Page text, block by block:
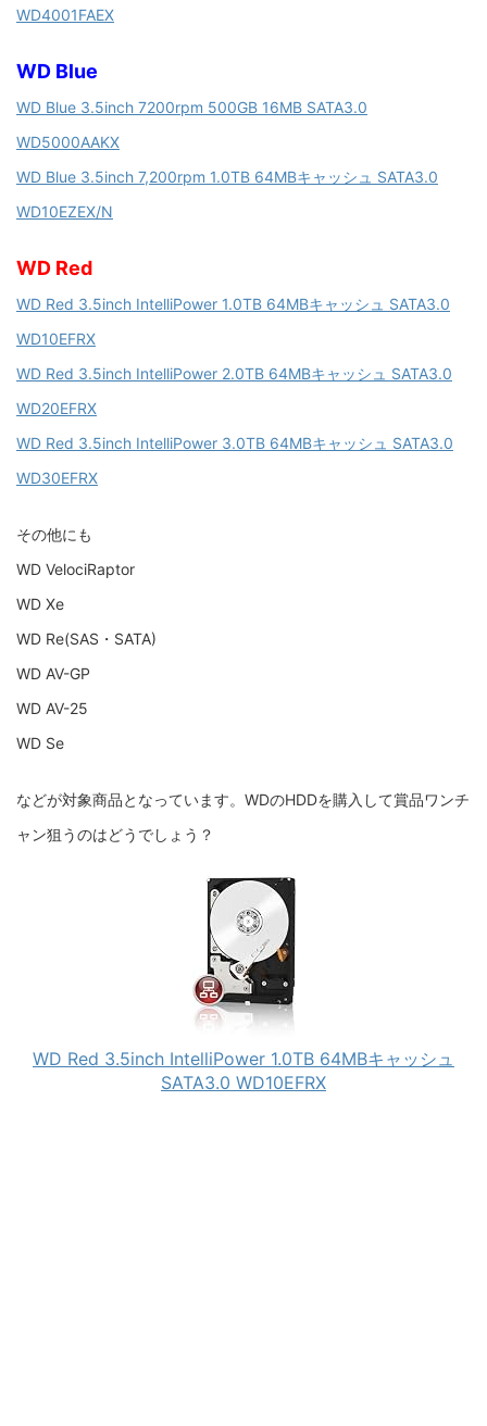
WD4001FAEX
WD Blue
WD Blue 3.5inch 7200rpm 500GB 16MB SATA3.0
WD5000AAKX
WD Blue 3.5inch 7,200rpm 1.0TB 64MBキャッシュ SATA3.0
WD10EZEX/N
WD Red
WD Red 3.5inch IntelliPower 1.0TB 64MBキャッシュ SATA3.0
WD10EFRX
WD Red 3.5inch IntelliPower 2.0TB 64MBキャッシュ SATA3.0
WD20EFRX
WD Red 3.5inch IntelliPower 3.0TB 64MBキャッシュ SATA3.0
WD30EFRX
その他にも
WD VelociRaptor
WD Xe
WD Re(SAS・SATA)
WD AV-GP
WD AV-25
WD Se
などが対象商品となっています。WDのHDDを購入して賞品ワンチ
ャン狙うのはどうでしょう？
WD Red 3.5inch IntelliPower 1.0TB 64MBキャッシュ
SATA3.0 WD10EFRX